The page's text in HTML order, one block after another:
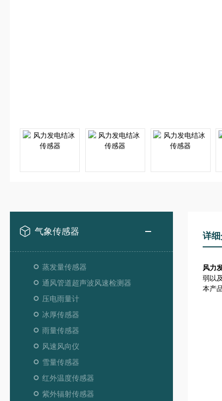
气象传感器
蒸发量传感器
通风管道超声波风速检测器
压电雨量计
冰厚传感器
雨量传感器
风速风向仪
雪量传感器
红外温度传感器
紫外辐射传感器
详
风力
弱以
本产